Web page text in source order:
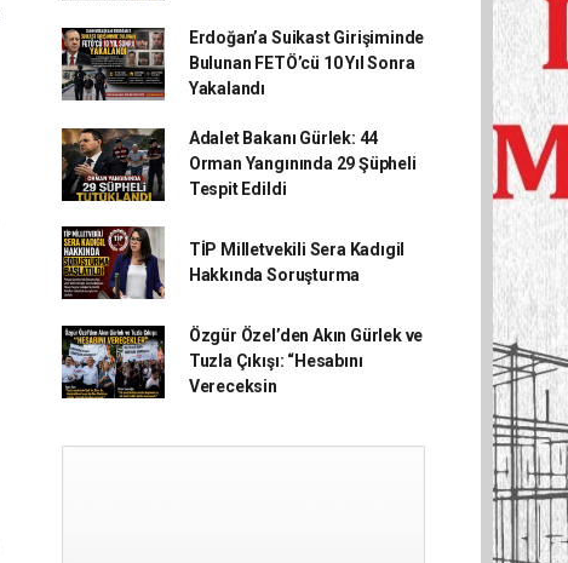
Erdoğan’a Suikast Girişiminde
Bulunan FETÖ’cü 10 Yıl Sonra
Yakalandı
Adalet Bakanı Gürlek: 44
Orman Yangınında 29 Şüpheli
Tespit Edildi
TİP Milletvekili Sera Kadıgil
Hakkında Soruşturma
Özgür Özel’den Akın Gürlek ve
Tuzla Çıkışı: “Hesabını
Vereceksin